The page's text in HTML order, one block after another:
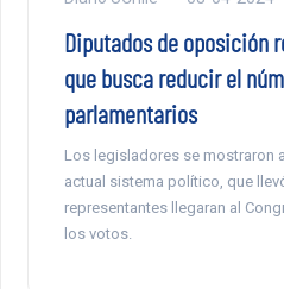
Diputados de oposición
que busca reducir el
parlamentarios
Los legisladores se mostraron
actual sistema político, que
representantes llegaran al
los votos.